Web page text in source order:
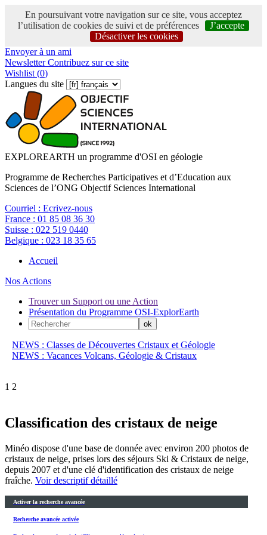
En poursuivant votre navigation sur ce site, vous acceptez
l’utilisation de cookies de suivi et de préférences
J’accepte
Désactiver les cookies
Envoyer à un ami
NewsletterContribuez sur ce site
Wishlist (0)
Langues du site
EXPLOREARTH un programme d'OSI en géologie
Programme de Recherches Participatives et d’Education aux
Sciences de l’ONG Objectif Sciences International
Courriel : Ecrivez-nous
France : 01 85 08 36 30
Suisse : 022 519 0440
Belgique : 023 18 35 65
Accueil
Nos Actions
Trouver un Support ou une Action
Présentation du Programme OSI-ExplorEarth
NEWS : Classes de Découvertes Cristaux et Géologie
NEWS : Vacances Volcans, Géologie & Cristaux
1 2
Classification des cristaux de neige
Minéo dispose d'une base de donnée avec environ 200 photos de
cristaux de neige, prises lors des séjours Ski & Cristaux de neige,
depuis 2007 et d'une clé d'identification des cristaux de neige
fraîche. Voir descriptif détaillé
Activer la recherche avancée
Recherche avancée activée